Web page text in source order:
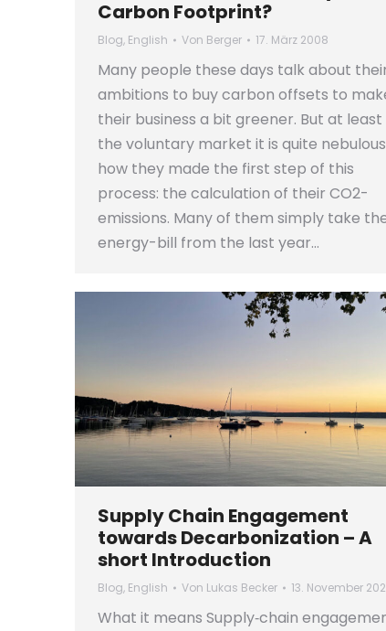
Carbon Footprint?
Blog, English Von Berger 17. März 2008
Many people these days talk about
ambitions to buy carbon offsets to
their business a bit greener. But at least
the voluntary market it is quite nebulous
how they made the first step of this
process: the calculation of their CO2-
emissions. Many of them simply take
energy-bill from the last year…
Supply Chain Engagement
towards Decarbonization – A
short Introduction
Blog, English Von Lukas Becker 13. November
What it means Supply‑chain